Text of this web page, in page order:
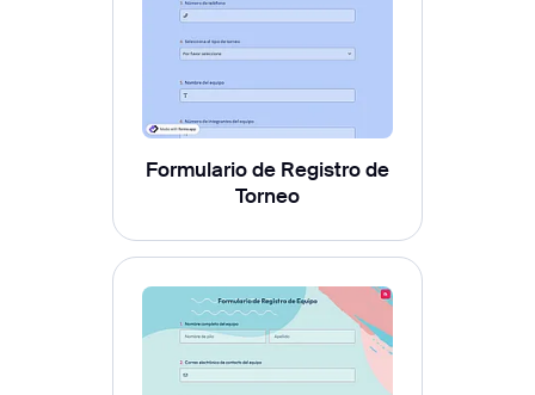
Formulario de Registro de
Torneo